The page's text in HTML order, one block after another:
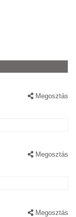
Megosztás
Megosztás
Megosztás